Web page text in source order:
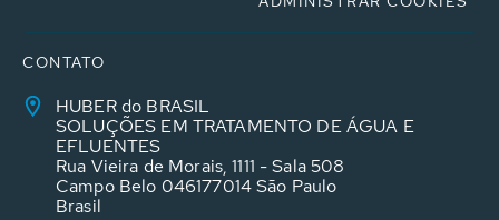
CONTATO
HUBER do BRASIL
SOLUÇÕES EM TRATAMENTO DE ÁGUA E
EFLUENTES
Rua Vieira de Morais, 1111 - Sala 508
Campo Belo 046177014 São Paulo
Brasil